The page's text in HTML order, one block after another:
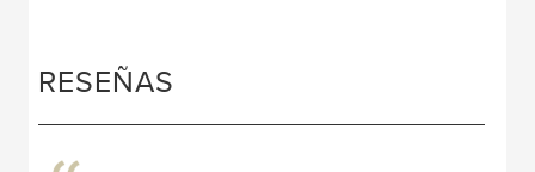
RESEÑAS